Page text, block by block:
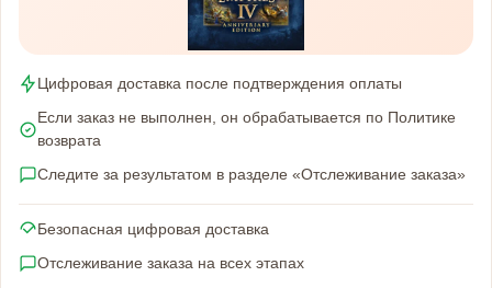
Цифровая доставка после подтверждения оплаты
Если заказ не выполнен, он обрабатывается по Политике
возврата
Следите за результатом в разделе «Отслеживание заказа»
Безопасная цифровая доставка
Отслеживание заказа на всех этапах